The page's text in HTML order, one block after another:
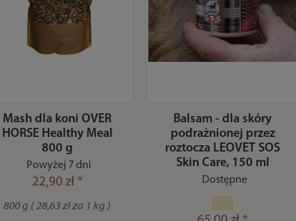
Mash dla koni OVER
HORSE Healthy Meal
800 g
Powyżej 7 dni
22,90 zł *
800 g ( 28,63 zł za 1 kg )
Balsam - dla skóry
podrażnionej przez
roztocza LEOVET SOS
Skin Care, 150 ml
Dostępne